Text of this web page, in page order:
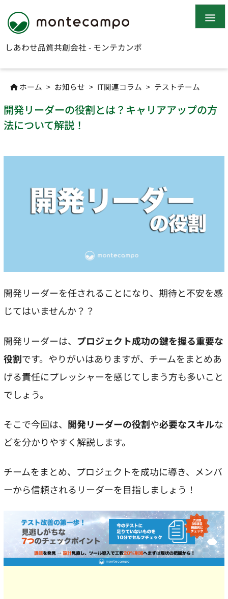
しあわせ品質共創会社 - モンテカンポ

 ホーム > お知らせ > IT関連コラム > テストチーム
開発リーダーの役割とは？キャリアアップの方
法について解説！
開発リーダーを任されることになり、期待と不安を感
じてはいませんか？？
開発リーダーは、 プロジェクト成功の鍵を握る重要な
役割です。やりがいはありますが、チームをまとめあ
げる責任にプレッシャーを感じてしまう方も多いこと
でしょう。
そこで今回は、 開発リーダーの役割や必要なスキルな
どを分かりやすく解説します。
チームをまとめ、プロジェクトを成功に導き、メンバ
ーから信頼されるリーダーを目指しましょう！